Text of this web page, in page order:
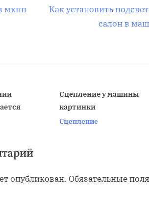
мкпп
N
P
Как установить
салон в
Сцепление у машины
картинки
Сцепление
опубликован. Обязательные поля